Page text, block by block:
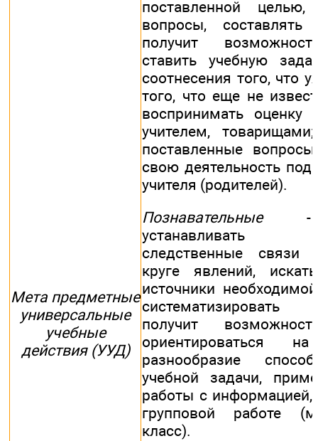
Мета предметные
универсальные
учебные
действия (УУД)
поставленной
вопросы, составлять
получит
ставить учебную
соотнесения того, что
того, что еще не
воспринимать оценку
учителем,
поставленные
свою деятельность под
учителя (родителей).
Познавательные-
устанавливать
следственные связи
круге явлений,
источники
систематизировать
получит
ориентироваться
разнообразие
учебной задачи,
работы с информацией,
групповой работе
класс).